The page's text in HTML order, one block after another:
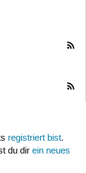
registriert bist.
du dir ein neues